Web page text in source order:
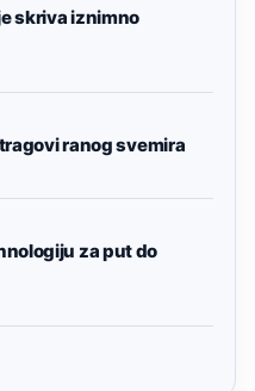
skriva iznimno
ranog svemira
za put do